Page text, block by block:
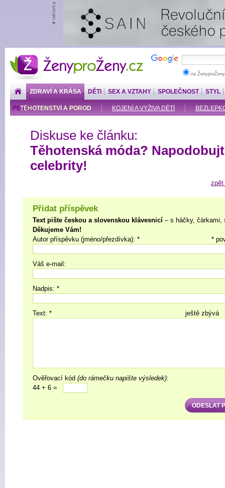
ŽenyproŽeny.cz
na
ZDRAVÍ A KRÁSA
TĚHOTENSTVÍ A POROD KOJENÍ A VÝŽIVA DĚTÍ
DĚTI SEX A VZTAHY SPOLEČNOST STYL
PENÍZE
Diskuse ke článku:
Těhotenská móda?
celebrity!
zpět
Přidat příspěvek
Text pište českou a slovenskou klávesnicí – s háčky, čárkami,
Děkujeme Vám!
*
Autor příspěvku (jméno/přezdívka): *
Váš e-mail:
Nadpis: *
ještě zbývá
Text: *
Ověřovací kód (do rámečku napište výsledek):
44 + 6 =